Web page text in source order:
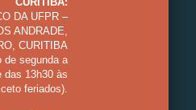
DA UFPR –
ANDRADE,
CURITIBA
de segunda a
das 13h30 às
feriados).